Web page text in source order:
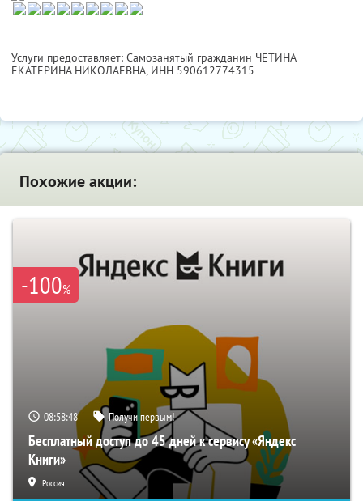
Услуги предоставляет: Самозанятый гражданин ЧЕТИНА
ЕКАТЕРИНА НИКОЛАЕВНА, ИНН 590612774315
Похожие акции:
-100%
08:58:47 Получи первым!
Бесплатный доступ до 45 дней к сервису «Яндекс
Книги»
Россия